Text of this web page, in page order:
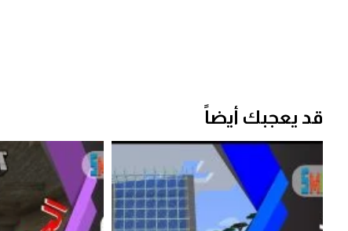
قد يعجبك أيضاً